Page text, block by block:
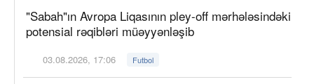
"Sabah"ın Avropa Liqasının pley-off mərhələsindəki
potensial rəqibləri müəyyənləşib
03.08.2026, 17:06 Futbol